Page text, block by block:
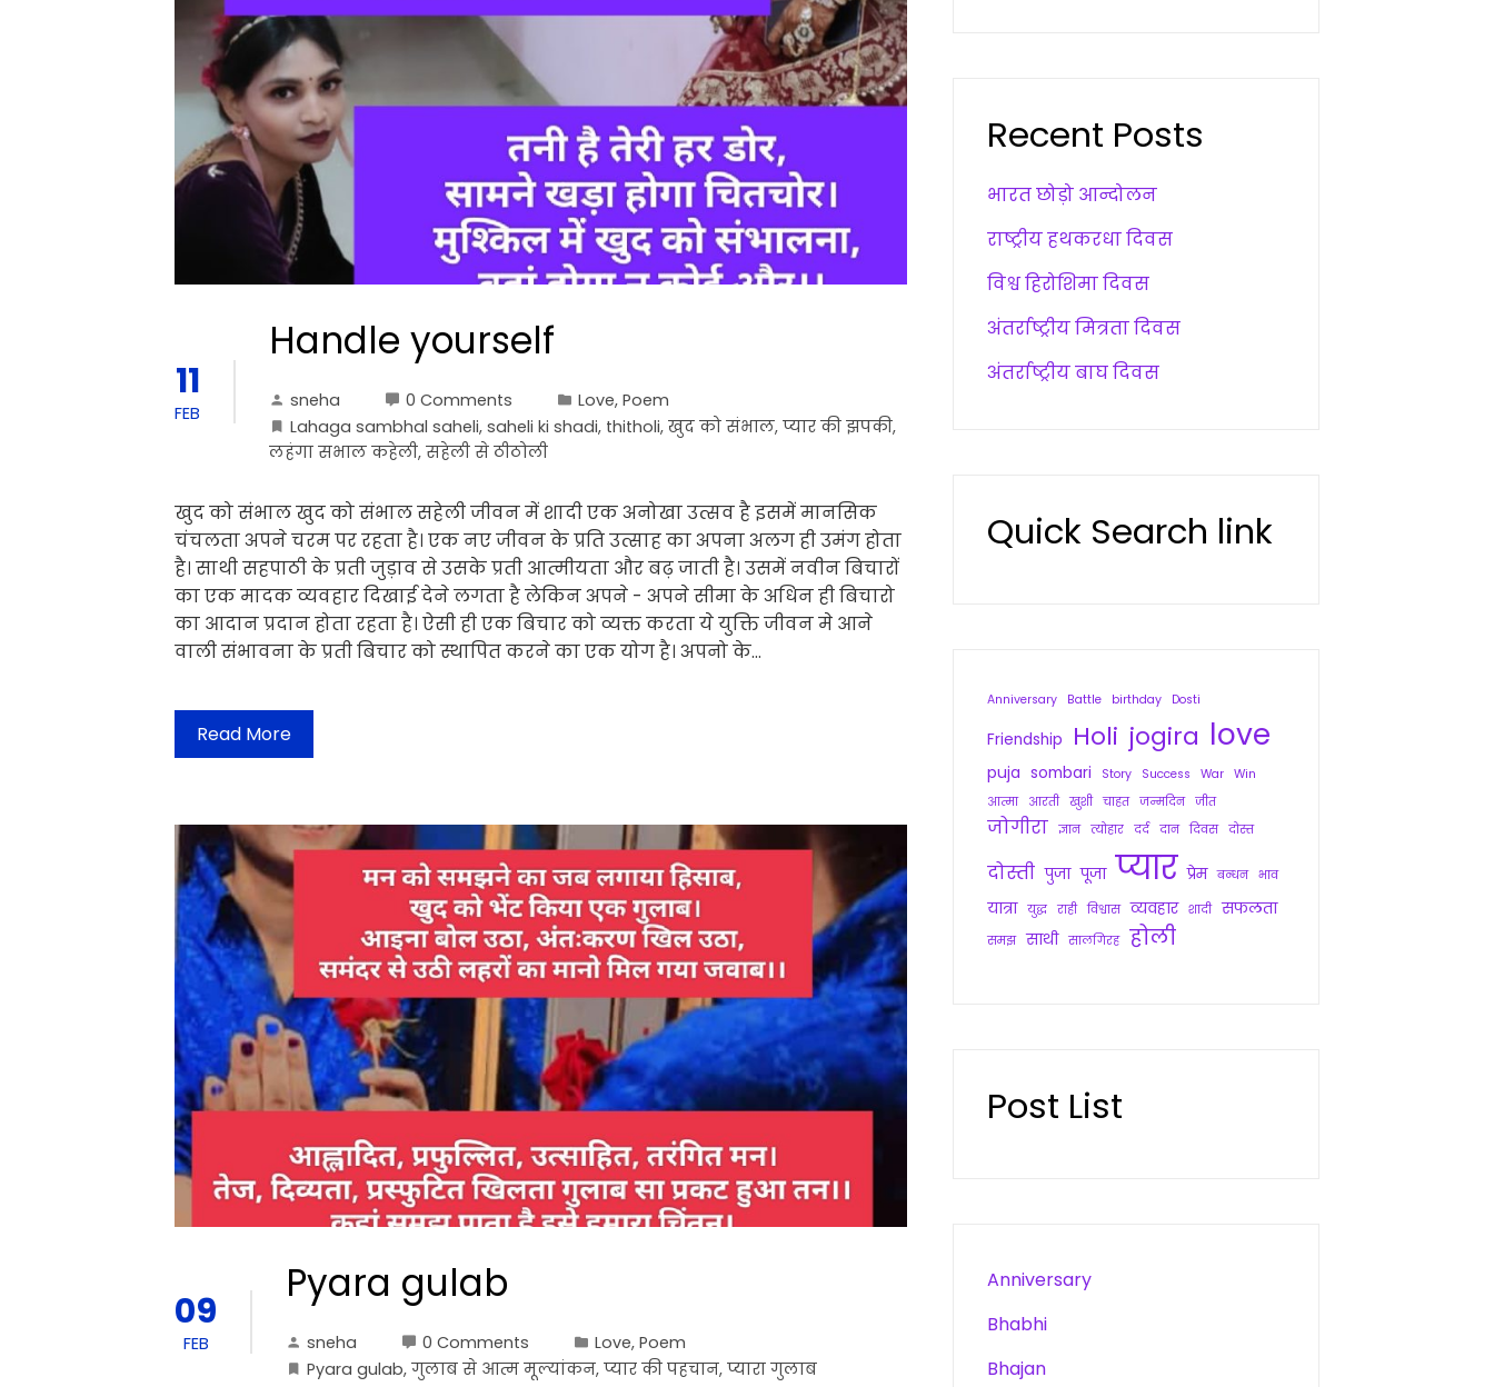
11
FEB
Handle yourself
sneha 0 Comments Love, Poem
Lahaga sambhal saheli, saheli ki shadi, thitholi, खुद को संभाल, प्यार की झपकी,
लहंगा सभाल कहेली, सहेली से ठीठोली
खुद को संभाल खुद को संभाल सहेली जीवन में शादी एक अनोखा उत्सव है इसमें मानसिक
चंचलता अपने चरम पर रहता है। एक नए जीवन के प्रति उत्साह का अपना अलग ही उमंग होता
है। साथी सहपाठी के प्रती जुड़ाव से उसके प्रती आत्मीयता और बढ़ जाती है। उसमें नवीन बिचारों
का एक मादक व्यवहार दिखाई देने लगता है लेकिन अपने - अपने सीमा के अधिन ही बिचारो
का आदान प्रदान होता रहता है। ऐसी ही एक बिचार को व्यक्त करता ये युक्ति जीवन मे आने
वाली संभावना के प्रती बिचार को स्थापित करने का एक योग है। अपनो के…
Read More
09
FEB
Pyara gulab
sneha 0 Comments Love, Poem
Pyara gulab, गुलाब से आत्म मूल्यांकन, प्यार की पहचान, प्यारा गुलाब
Recent Posts
भारत छोड़ो आन्दोलन
राष्ट्रीय हथकरधा दिवस
विश्व हिरोशिमा दिवस
अंतर्राष्ट्रीय मित्रता दिवस
अंतर्राष्ट्रीय बाघ दिवस
Quick Search link
Anniversary Battle birthday Dosti
Friendship Holi jogira love
puja sombari Story Success War
Win
आत्मा
आरती खुशी चाहत जन्मदिन जीत
जोगीरा ज्ञान त्योहार दर्द दान दिवस दोस्त
दोस्ती पुजा पूजा प्यार प्रेम बन्धन भाव
यात्रा युद्ध राही विश्वास व्यवहार शादी सफलता
समझ साथी सालगिरह होली
Post List
Anniversary
Bhabhi
Bhajan